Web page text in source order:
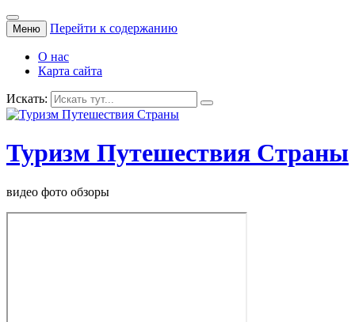
Меню Перейти к содержанию
О нас
Карта сайта
Искать:
Туризм Путешествия Страны
видео фото обзоры